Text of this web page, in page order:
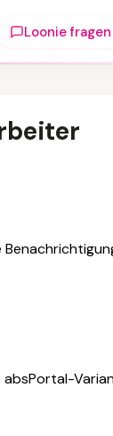
Loonie fragen
absPortal-